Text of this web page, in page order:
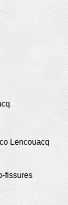
Lencouacq
fissures